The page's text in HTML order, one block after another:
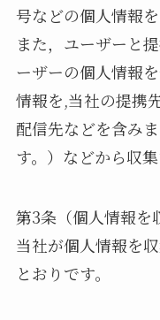
号などの個人情報
また，ユーザーと
ーザーの個人情報
情報を,当社の提携
配信先などを含み
す。）などから収
第3条（個人情報を
当社が個人情報を
とおりです。